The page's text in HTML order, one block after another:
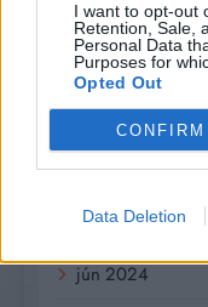
I want to opt-out
Retention, Sale,
Personal Data
Purposes for
Opted Out
CONFIRM
Data Deletion
november 2024
október 2024
september 2024
august 2024
júl 2024
jún 2024